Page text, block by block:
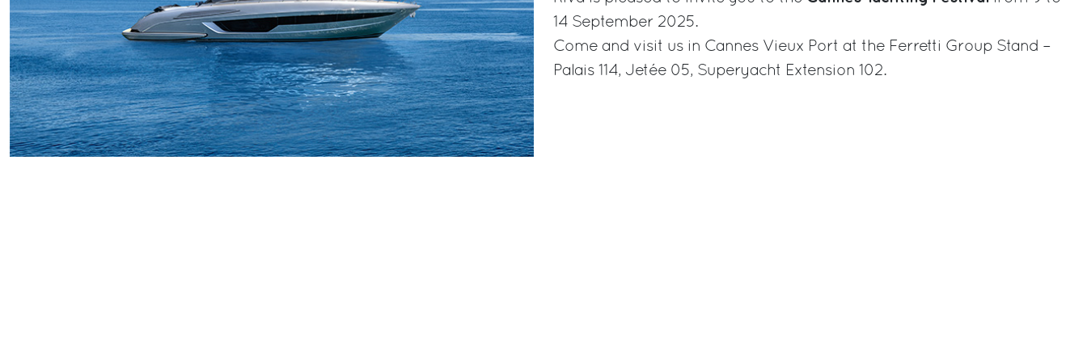
14 September 2025.
Come and visit us in Cannes Vieux Port at the Ferretti Group Stand –
Palais 114, Jetée 05, Superyacht Extension 102.